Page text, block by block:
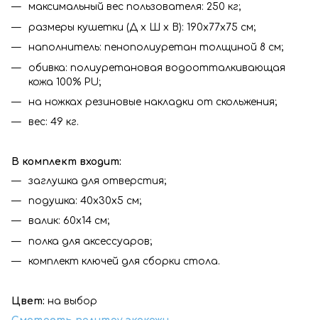
максимальный вес пользователя: 250 кг;
размеры кушетки (Д х Ш х В): 190х77х75 см;
наполнитель: пенополиуретан толщиной 8 см;
обивка: полиуретановая водоотталкивающая
кожа 100% PU;
на ножках резиновые накладки от скольжения;
вес: 49 кг.
В комплект входит:
заглушка для отверстия;
подушка: 40х30х5 см;
валик: 60х14 см;
полка для аксессуаров;
комплект ключей для сборки стола.
Цвет: на выбор